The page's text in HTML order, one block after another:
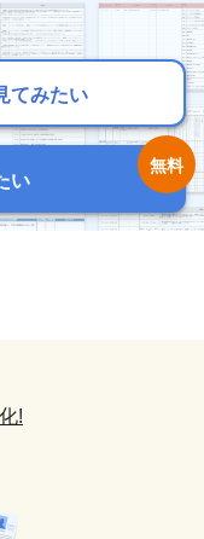
てみたい
い
てみたい
い
てみたい
い
!